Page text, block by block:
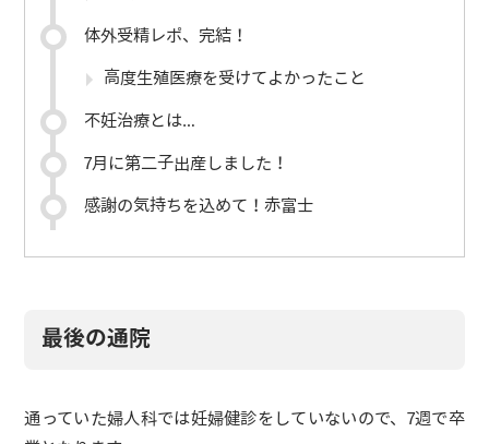
体外受精レポ、完結！
高度生殖医療を受けてよかったこと
不妊治療とは…
7月に第二子出産しました！
感謝の気持ちを込めて！赤富士
最後の通院
通っていた婦人科では妊婦健診をしていないので、7週で卒